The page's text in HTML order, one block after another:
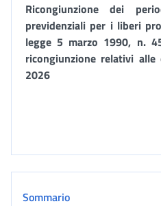
Ricongiunzione dei
previdenziali per i liberi
legge 5 marzo 1990, n.
ricongiunzione relativi
2026
Sommario